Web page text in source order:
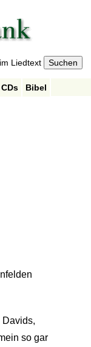
im Liedtext
CDs
Bibel
Davids,
so gar